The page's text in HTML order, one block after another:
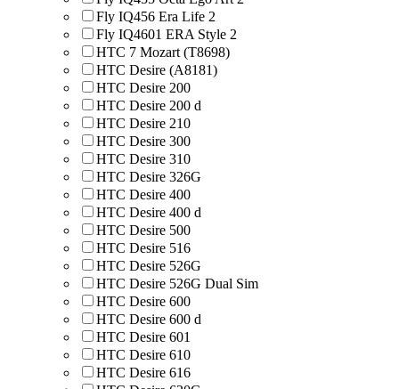
Fly IQ456 Era Life 2
Fly IQ4601 ERA Style 2
HTC 7 Mozart (T8698)
HTC Desire (A8181)
HTC Desire 200
HTC Desire 200 d
HTC Desire 210
HTC Desire 300
HTC Desire 310
HTC Desire 326G
HTC Desire 400
HTC Desire 400 d
HTC Desire 500
HTC Desire 516
HTC Desire 526G
HTC Desire 526G Dual Sim
HTC Desire 600
HTC Desire 600 d
HTC Desire 601
HTC Desire 610
HTC Desire 616